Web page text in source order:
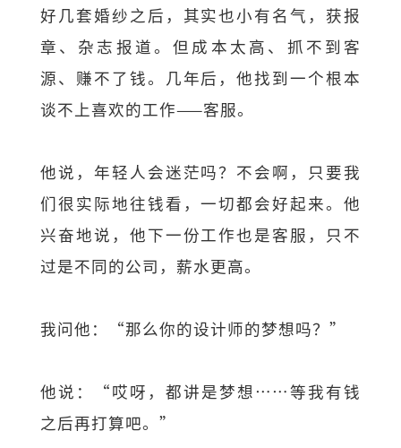
好几套婚纱之后，其实也小有名气，获报
章、杂志报道。但成本太高、抓不到客
源、赚不了钱。几年后，他找到一个根本
谈不上喜欢的工作——客服。
他说，年轻人会迷茫吗？不会啊，只要我
们很实际地往钱看，一切都会好起来。他
兴奋地说，他下一份工作也是客服，只不
过是不同的公司，薪水更高。
我问他：“那么你的设计师的梦想吗？”
他说：“哎呀，都讲是梦想……等我有钱
之后再打算吧。”